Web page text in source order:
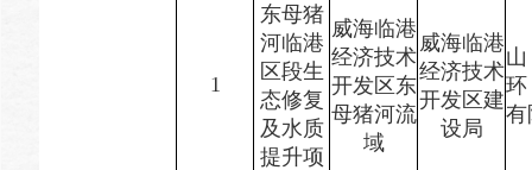
1
东母猪
河临港
区段生
态修复
及水质
提升项
威海临港
经济技术
开发区东
母猪河流
域
威海临港
经济技术
开发区建
设局
有